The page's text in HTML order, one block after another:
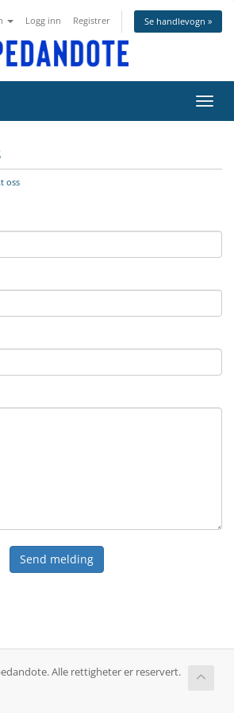
Logg inn Registrer Se handlevogn »
Bytt
oss
Send melding
Alle rettigheter er reservert.